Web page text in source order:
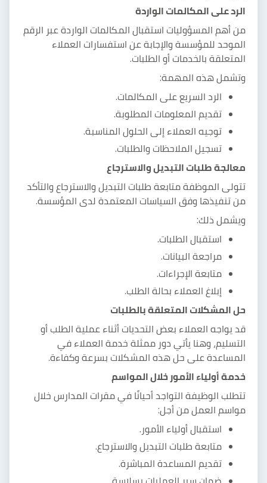
الرد على المكالمات الواردة
من أهم المسؤوليات استقبال المكالمات الواردة عبر الرقم
الموحد للمؤسسة والإجابة عن استفسارات العملاء
المتعلقة بالخدمات أو الطلبات.
وتشمل هذه المهمة:
الرد السريع على المكالمات.
تقديم المعلومات المطلوبة.
توجيه العملاء إلى الحلول المناسبة.
تسجيل الملاحظات والطلبات.
معالجة طلبات التبديل والاسترجاع
تتولى الموظفة متابعة طلبات التبديل والاسترجاع والتأكد
من تنفيذها وفق السياسات المعتمدة لدى المؤسسة.
ويشمل ذلك:
استقبال الطلبات.
مراجعة البيانات.
متابعة الإجراءات.
إبلاغ العملاء بحالة الطلب.
حل المشكلات المتعلقة بالطلبات
قد يواجه العملاء بعض التحديات أثناء عملية الطلب أو
التسليم، وهنا يأتي دور ممثلة خدمة العملاء في
المساعدة على حل هذه المشكلات بسرعة وكفاءة.
خدمة أولياء الأمور خلال المواسم
تتطلب الوظيفة التواجد أحيانًا في مقرات المدارس خلال
مواسم العمل من أجل:
استقبال أولياء الأمور.
متابعة طلبات التبديل والاسترجاع.
تقديم المساعدة المباشرة.